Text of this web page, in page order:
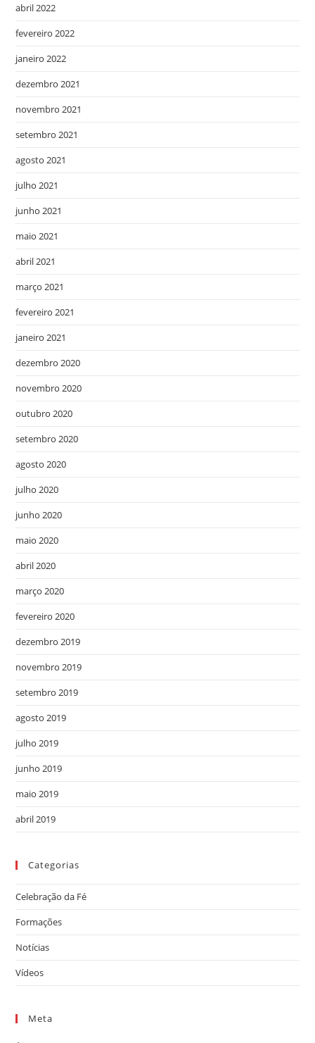
abril 2022
fevereiro 2022
janeiro 2022
dezembro 2021
novembro 2021
setembro 2021
agosto 2021
julho 2021
junho 2021
maio 2021
abril 2021
março 2021
fevereiro 2021
janeiro 2021
dezembro 2020
novembro 2020
outubro 2020
setembro 2020
agosto 2020
julho 2020
junho 2020
maio 2020
abril 2020
março 2020
fevereiro 2020
dezembro 2019
novembro 2019
setembro 2019
agosto 2019
julho 2019
junho 2019
maio 2019
abril 2019
Categorias
Celebração da Fé
Formações
Notícias
Vídeos
Meta